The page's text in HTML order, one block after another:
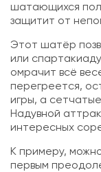
шатающихся
защитит от
Этот шатёр
или
омрачит всё
перегреется,
игры, а
Надувной
интересных
К примеру,
первым